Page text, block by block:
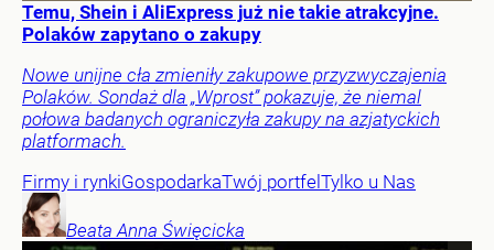
Temu, Shein i AliExpress już nie takie atrakcyjne.
Polaków zapytano o zakupy
Nowe unijne cła zmieniły zakupowe przyzwyczajenia
Polaków. Sondaż dla „Wprost” pokazuje, że niemal
połowa badanych ograniczyła zakupy na azjatyckich
platformach.
Firmy i rynkiGospodarkaTwój portfel Tylko u Nas
Beata Anna Święcicka